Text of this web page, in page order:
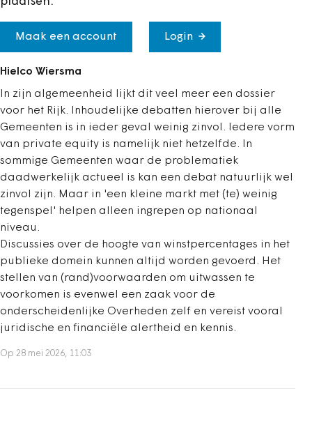
Maak een account Login
Hielco Wiersma
In zijn algemeenheid lijkt dit veel meer een dossier
voor het Rijk. Inhoudelijke debatten hierover bij alle
Gemeenten is in ieder geval weinig zinvol. Iedere vorm
van private equity is namelijk niet hetzelfde. In
sommige Gemeenten waar de problematiek
daadwerkelijk actueel is kan een debat natuurlijk wel
zinvol zijn. Maar in 'een kleine markt met (te) weinig
tegenspel' helpen alleen ingrepen op nationaal
niveau.
Discussies over de hoogte van winstpercentages in het
publieke domein kunnen altijd worden gevoerd. Het
stellen van (rand)voorwaarden om uitwassen te
voorkomen is evenwel een zaak voor de
onderscheidenlijke Overheden zelf en vereist vooral
juridische en financiële alertheid en kennis.
Op 28 mei 2026, 11:03